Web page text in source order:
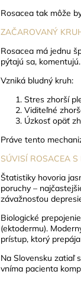
Rosacea tak môže
ZAČAROVANÝ
Rosacea má jednu
pýtajú sa,
Vzniká bludný kruh:
Stres zhorší
Viditeľné
Úzkosť opäť
Práve tento
SÚVISÍ ROSACEA S
Štatistiky hovoria
poruchy –
závažnosťou
Biologické
(ektodermu).
prístup, ktorý
Na Slovensku zatiaľ
vníma pacienta